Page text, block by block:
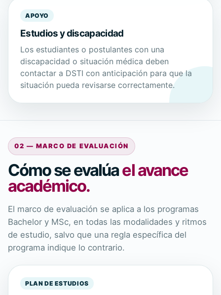
APOYO
Estudios y discapacidad
Los estudiantes o postulantes con una
discapacidad o situación médica deben
contactar a DSTI con anticipación para que la
situación pueda revisarse correctamente.
02 — MARCO DE EVALUACIÓN
Cómo se evalúael avance
académico.
El marco de evaluación se aplica a los programas
Bachelor y MSc, en todas las modalidades y ritmos
de estudio, salvo que una regla específica del
programa indique lo contrario.
PLAN DE ESTUDIOS